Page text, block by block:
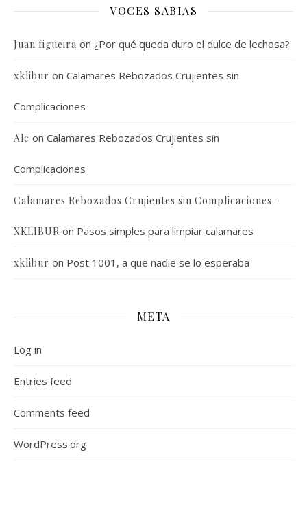
VOCES SABIAS
Juan figueira on ¿Por qué queda duro el dulce de lechosa?
xklibur on Calamares Rebozados Crujientes sin
Complicaciones
Ale on Calamares Rebozados Crujientes sin
Complicaciones
Calamares Rebozados Crujientes sin Complicaciones -
XKLIBUR on Pasos simples para limpiar calamares
xklibur on Post 1001, a que nadie se lo esperaba
META
Log in
Entries feed
Comments feed
WordPress.org